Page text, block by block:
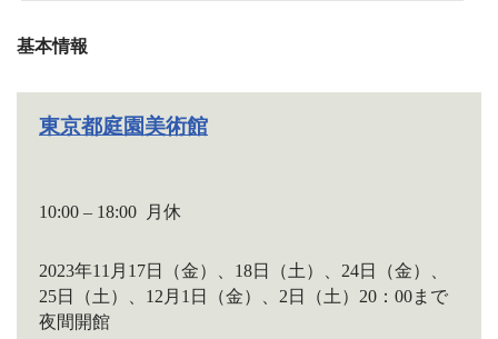
基本情報
東京都庭園美術館
10:00 – 18:00 月休
2023年11月17日（金）、18日（土）、24日（金）、
25日（土）、12月1日（金）、2日（土）20：00まで
夜間開館